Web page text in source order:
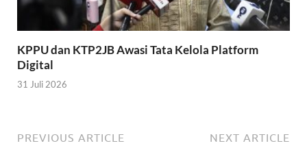
KPPU dan KTP2JB Awasi Tata Kelola Platform
Digital
31 Juli 2026
PREVIOUS ARTICLE NEXT ARTICLE